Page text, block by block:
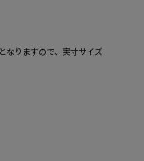
なりますので、実寸サイズ